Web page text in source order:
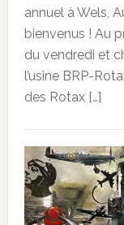
annuel à Wels,
bienvenus ! Au
du vendredi et
l’usine BRP-
des Rotax […]